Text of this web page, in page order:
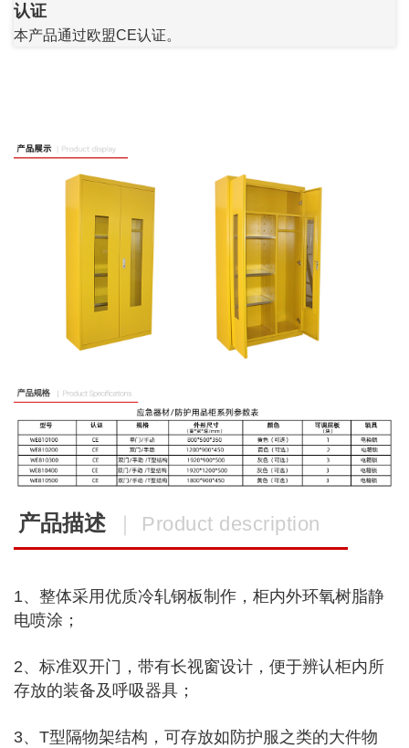
认证
本产品通过欧盟CE认证。
产品描述 ｜ Product description
1、整体采用优质冷轧钢板制作，柜内外环氧树脂静
电喷涂；
2、标准双开门，带有长视窗设计，便于辨认柜内所
存放的装备及呼吸器具；
3、T型隔物架结构，可存放如防护服之类的大件物